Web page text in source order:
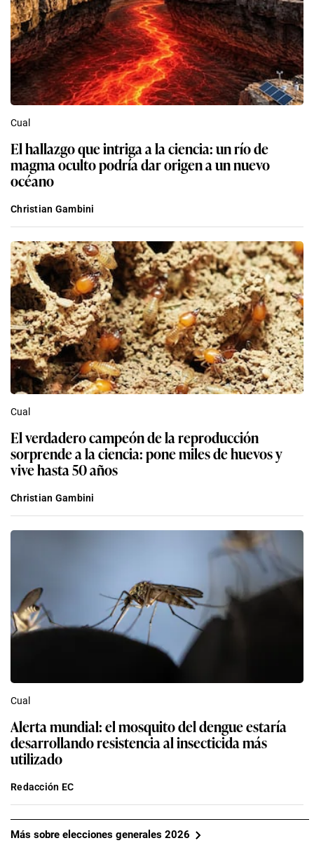
Cual
El hallazgo que intriga a la ciencia: un río de
magma oculto podría dar origen a un nuevo
océano
Christian Gambini
Cual
El verdadero campeón de la reproducción
sorprende a la ciencia: pone miles de huevos y
vive hasta 50 años
Christian Gambini
Cual
Alerta mundial: el mosquito del dengue estaría
desarrollando resistencia al insecticida más
utilizado
Redacción EC
Más sobre elecciones generales 2026